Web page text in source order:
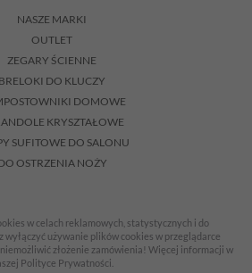
NASZE MARKI
OUTLET
ZEGARY ŚCIENNE
BRELOKI DO KLUCZY
DOMOWE
KRYSZTAŁOWE
SUFITOWE DO SALONU
OSTRZENIA NOŻY
w celach reklamowych, statystycznych i do
wyłączyć używanie plików cookies w przeglądarce
złożenie zamówienia! Więcej informacji w
Polityce Prywatności.